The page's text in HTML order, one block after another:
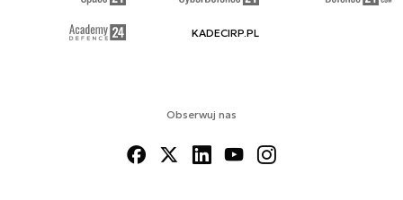
Obserwuj nas
KADECIRP.PL